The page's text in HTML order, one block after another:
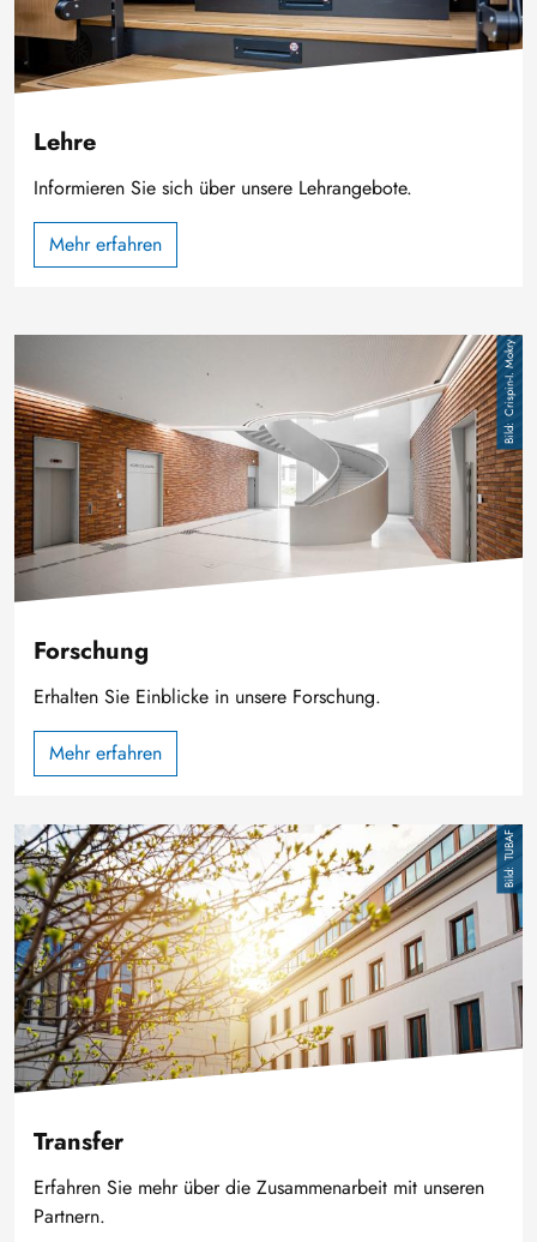
Lehre
Informieren Sie sich über unsere Lehrangebote.
Mehr erfahren
Crispin-I. Mokry
Forschung
Erhalten Sie Einblicke in unsere Forschung.
Mehr erfahren
Bild TUBAF
Transfer
Erfahren Sie mehr über die Zusammenarbeit mit unseren
Partnern.